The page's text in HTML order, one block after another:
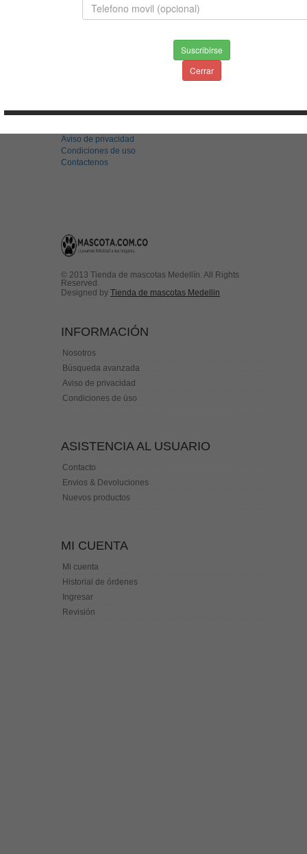
Aviso de privacidad
Condiciones de uso
Contactenos
© 2013 Tienda de mascotas Medellín. All Rights
Reserved.
Designed by Tienda de mascotas Medellin
INFORMACIÓN
Nosotros
Búsqueda avanzada
Aviso de privacidad
Condiciones de úso
ASISTENCIA AL USUARIO
Contacto
Envios & Devoluciones
Nuevos productos
MI CUENTA
Mi cuenta
Historial de órdenes
Ingresar
Revisión
Suscribirse
Cerrar